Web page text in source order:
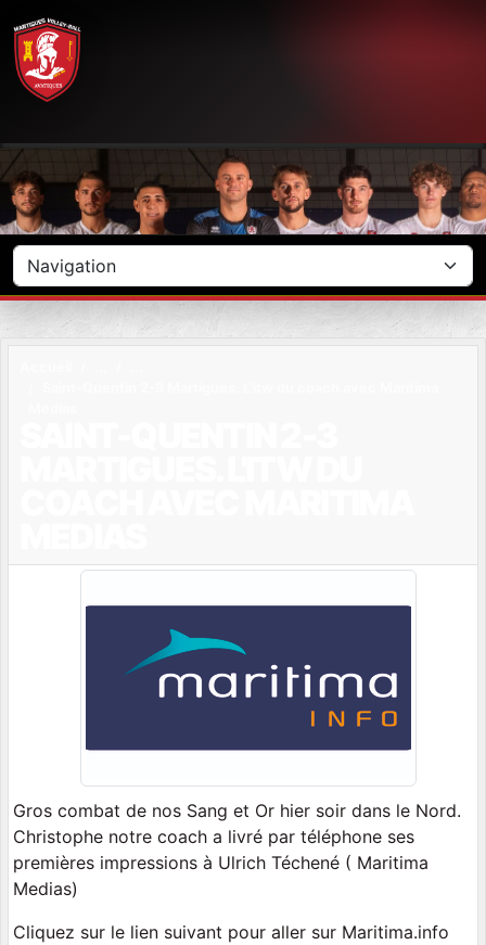
Gros combat de nos Sang et Or hier soir dans le Nord.
Christophe notre coach a livré par téléphone ses
premières impressions à Ulrich Téchené ( Maritima
Medias)
Cliquez sur le lien suivant pour aller sur Maritima.info
Panneau de gestion des cookies